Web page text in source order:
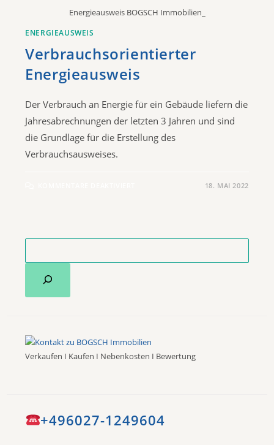
Energieausweis BOGSCH Immobilien_
ENERGIEAUSWEIS
Verbrauchsorientierter
Energieausweis
Der Verbrauch an Energie für ein Gebäude liefern die
Jahresabrechnungen der letzten 3 Jahren und sind
die Grundlage für die Erstellung des
Verbrauchsausweises.
18. MAI 2022
Verkaufen I Kaufen I Nebenkosten I Bewertung
+496027-1249604